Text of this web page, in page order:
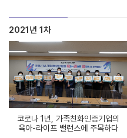
2021년 1차
코로나 1년, 가족친화인증기업의
육아-라이프 밸런스에 주목하다